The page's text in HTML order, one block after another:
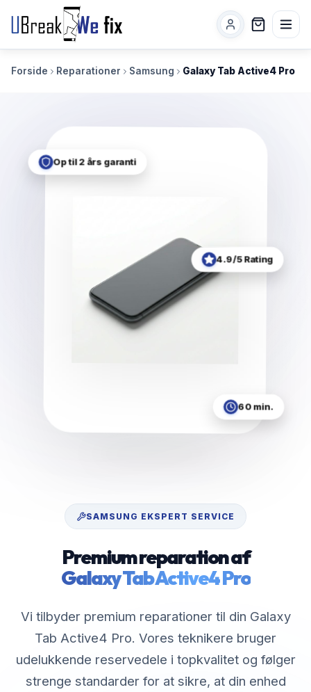
Forside Reparationer Samsung Galaxy Tab Active4 Pro
Op til 2 års garanti
60 min.
4.9/5 Rating
SAMSUNG EKSPERT SERVICE
Premium reparation af
Galaxy Tab Active4 Pro
Vi tilbyder premium reparationer til din Galaxy
Tab Active4 Pro. Vores teknikere bruger
udelukkende reservedele i topkvalitet og følger
strenge standarder for at sikre, at din enhed